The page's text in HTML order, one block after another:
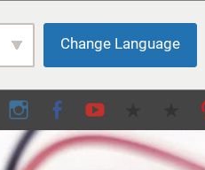
Change Language